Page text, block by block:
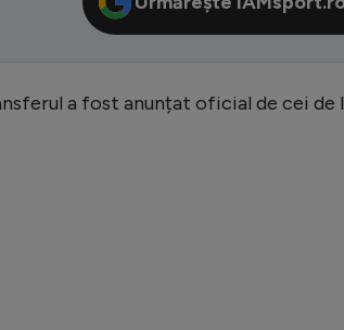
a fost anunțat oficial de cei de